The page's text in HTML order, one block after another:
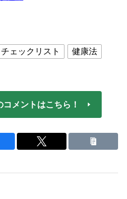
チェックリスト
健康法
コメントはこちら！